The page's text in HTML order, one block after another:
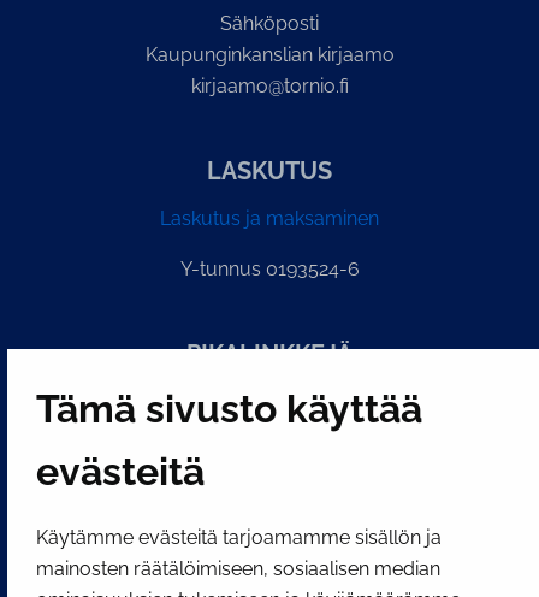
Tämä sivusto käyttää
evästeitä
Käytämme evästeitä tarjoamamme sisällön ja
mainosten räätälöimiseen, sosiaalisen median
Sähköposti
Kaupunginkanslian kirjaamo
kirjaamo@tornio.fi
LASKUTUS
Laskutus ja maksaminen
Y-tunnus 0193524-6
PI­KA­LINK­KE­JÄ
Näytä evästeasetukseni
SOSIAALINEN MEDIA
Facebook InstagramYouTube